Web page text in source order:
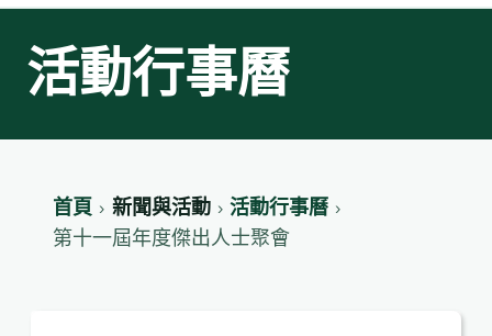
活動行事曆
首頁 新聞與活動 活動行事曆
第十一屆年度傑出人士聚會